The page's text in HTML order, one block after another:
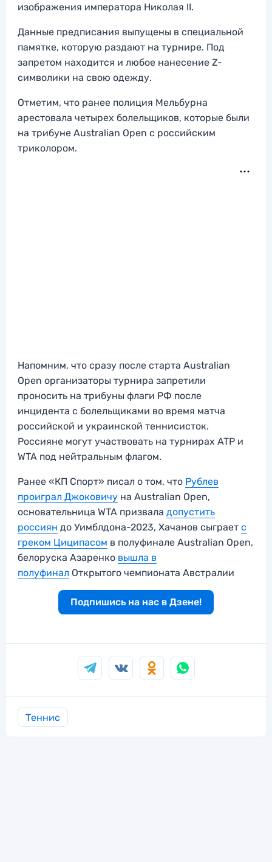
изображения императора Николая II.
Данные предписания выпущены в специальной
памятке, которую раздают на турнире. Под
запретом находится и любое нанесение Z-
символики на свою одежду.
Отметим, что ранее полиция Мельбурна
арестовала четырех болельщиков, которые были
на трибуне Australian Open с российским
триколором.
Напомним, что сразу после старта Australian
Open организаторы турнира запретили
проносить на трибуны флаги РФ после
инцидента с болельщиками во время матча
российской и украинской теннисисток.
Россияне могут участвовать на турнирах ATP и
WTA под нейтральным флагом.
Ранее «КП Спорт» писал о том, что Рублев
проиграл Джоковичу на Australian Open,
основательница WTA призвала допустить
россиян до Уимблдона-2023, Хачанов сыграет с
греком Циципасом в полуфинале Australian Open,
белоруска Азаренко вышла в
полуфинал Открытого чемпионата Австралии
Подпишись на нас в Дзене!
Теннис